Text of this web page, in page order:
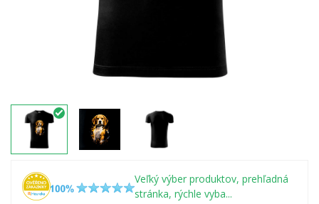
Veľký výber produktov, prehľadná
stránka, rýchle vyba...